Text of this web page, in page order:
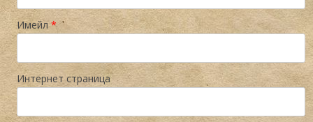
Имейл*
Интернет страница